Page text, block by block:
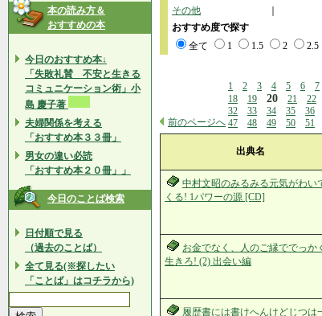
本の読み方＆
おすすめの本
今日のおすすめ本↓
「失敗礼賛 不安と生きる
コミュニケーション術」小
島 慶子著
夫婦関係を考える
「おすすめ本３３冊」
男女の違い必読
「おすすめ本２０冊」」
今日のことば検索
日付順で見る
（過去のことば）
全て見る(※探したい
「ことば」はコチラから)
その他
おすすめ度で探す
全て
1 1.5 2 2.5
前のページへ
1 2 3 4 5 6 7
18
19 20 21 22
32
33 34 35 36
47
48 49 50 51
出典名
中村文昭のみるみる元気がわい
くる! 1パワーの源 [CD]
お金でなく、人のご縁ででっか
生きろ! (2) 出会い編
履歴書には書けへんけどじつは